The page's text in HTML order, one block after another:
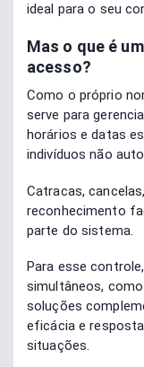
ideal para o seu
Mas o que é
acesso?
Como o próprio
serve para
horários e datas
indivíduos não
Catracas,
reconhecimento
parte do sistema.
Para esse
simultâneos,
soluções
eficácia e
situações.